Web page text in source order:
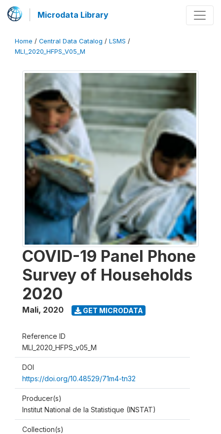
Microdata Library
Home / Central Data Catalog / LSMS /
MLI_2020_HFPS_V05_M
COVID-19 Panel Phone
Survey of Households
2020
Mali, 2020 GET MICRODATA
Reference ID
MLI_2020_HFPS_v05_M
DOI
https://doi.org/10.48529/71m4-tn32
Producer(s)
Institut National de la Statistique (INSTAT)
Collection(s)